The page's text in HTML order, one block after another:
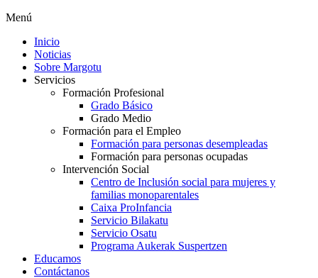
Menú
Inicio
Noticias
Sobre Margotu
Servicios
Formación Profesional
Grado Básico
Grado Medio
Formación para el Empleo
Formación para personas desempleadas
Formación para personas ocupadas
Intervención Social
Centro de Inclusión social para mujeres y
familias monoparentales
Caixa ProInfancia
Servicio Bilakatu
Servicio Osatu
Programa Aukerak Suspertzen
Educamos
Contáctanos